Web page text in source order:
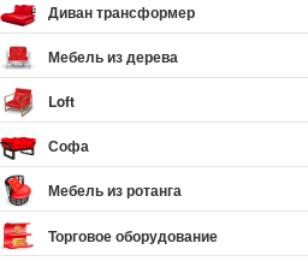
Диван трансформер
Мебель из дерева
Loft
Софа
Мебель из ротанга
Торговое оборудование